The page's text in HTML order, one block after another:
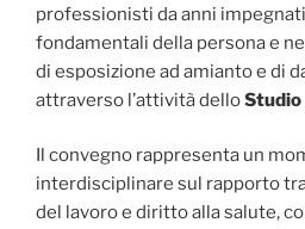
professionisti da anni
fondamentali della persona e
di esposizione ad amianto e di
attraverso l’attività delloStudio
Il convegno rappresenta un
interdisciplinare sul rapporto
del lavoro e diritto alla salute,